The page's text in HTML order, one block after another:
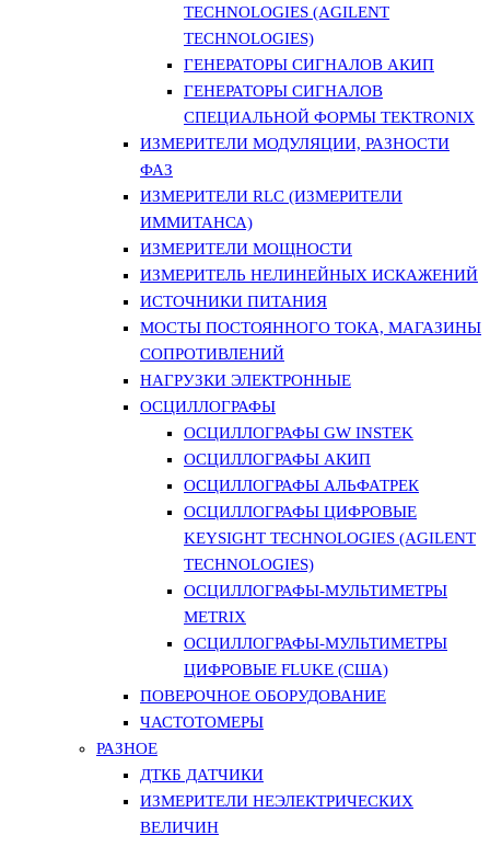
TECHNOLOGIES (AGILENT
TECHNOLOGIES)
ГЕНЕРАТОРЫ СИГНАЛОВ АКИП
ГЕНЕРАТОРЫ СИГНАЛОВ
СПЕЦИАЛЬНОЙ ФОРМЫ TEKTRONIX
ИЗМЕРИТЕЛИ МОДУЛЯЦИИ, РАЗНОСТИ
ФАЗ
ИЗМЕРИТЕЛИ RLC (ИЗМЕРИТЕЛИ
ИММИТАНСА)
ИЗМЕРИТЕЛИ МОЩНОСТИ
ИЗМЕРИТЕЛЬ НЕЛИНЕЙНЫХ ИСКАЖЕНИЙ
ИСТОЧНИКИ ПИТАНИЯ
МОСТЫ ПОСТОЯННОГО ТОКА, МАГАЗИНЫ
СОПРОТИВЛЕНИЙ
НАГРУЗКИ ЭЛЕКТРОННЫЕ
ОСЦИЛЛОГРАФЫ
ОСЦИЛЛОГРАФЫ GW INSTEK
ОСЦИЛЛОГРАФЫ АКИП
ОСЦИЛЛОГРАФЫ АЛЬФАТРЕК
ОСЦИЛЛОГРАФЫ ЦИФРОВЫЕ
KEYSIGHT TECHNOLOGIES (AGILENT
TECHNOLOGIES)
ОСЦИЛЛОГРАФЫ-МУЛЬТИМЕТРЫ
METRIX
ОСЦИЛЛОГРАФЫ-МУЛЬТИМЕТРЫ
ЦИФРОВЫЕ FLUKE (США)
ПОВЕРОЧНОЕ ОБОРУДОВАНИЕ
ЧАСТОТОМЕРЫ
РАЗНОЕ
ДТКБ ДАТЧИКИ
ИЗМЕРИТЕЛИ НЕЭЛЕКТРИЧЕСКИХ
ВЕЛИЧИН